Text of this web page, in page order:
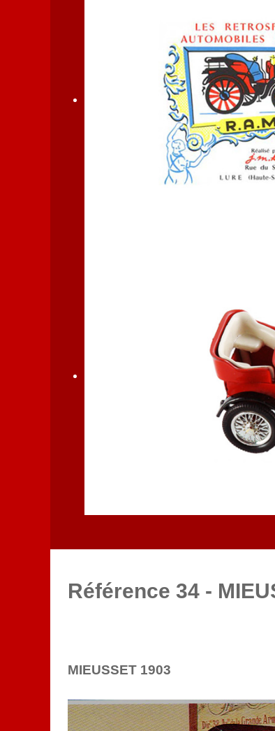
Référence 34 -
MIEUSSET 1903